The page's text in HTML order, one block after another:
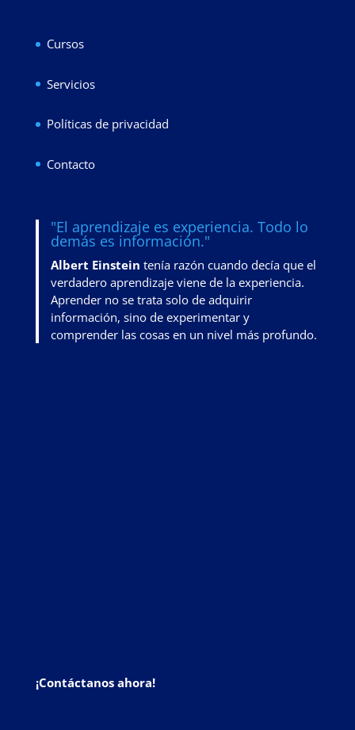
Cursos
Servicios
Políticas de privacidad
Contacto
"El aprendizaje es experiencia. Todo lo
demás es información."
Albert Einstein tenía razón cuando decía que el
verdadero aprendizaje viene de la experiencia.
Aprender no se trata solo de adquirir
información, sino de experimentar y
comprender las cosas en un nivel más profundo.
¡Contáctanos ahora!